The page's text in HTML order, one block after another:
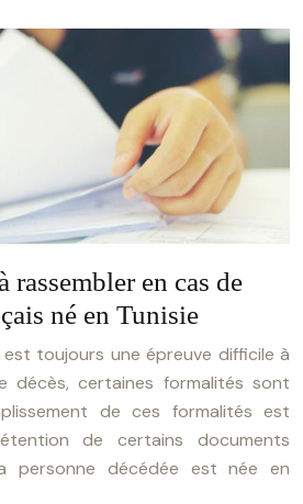
rassembler en cas de
né en Tunisie
toujours une épreuve difficile à
décès, certaines formalités sont
de ces formalités est
de certains documents
personne décédée est née en